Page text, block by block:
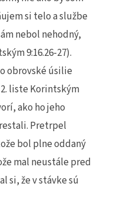
si telo a službe
nebol nehodný,
9:16.26-27).
obrovské úsilie
liste Korintským
ako ho jeho
Pretrpel
bol plne oddaný
mal neustále pred
si, že v stávke sú